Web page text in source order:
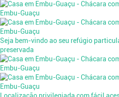
Seja bem-vindo ao seu refúgio
preservada